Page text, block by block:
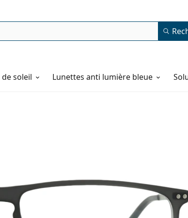
soleil Lunettes anti lumière bleue